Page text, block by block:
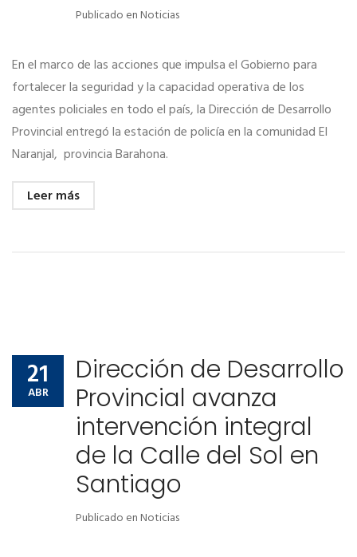
Publicado enNoticias
En el marco de las acciones que impulsa el Gobierno para
fortalecer la seguridad y la capacidad operativa de los
agentes policiales en todo el país, la Dirección de Desarrollo
Provincial entregó la estación de policía en la comunidad El
Naranjal, provincia Barahona.
Leer más
21
ABR
Dirección de Desarrollo
Provincial avanza
intervención integral
de la Calle del Sol en
Santiago
Publicado enNoticias